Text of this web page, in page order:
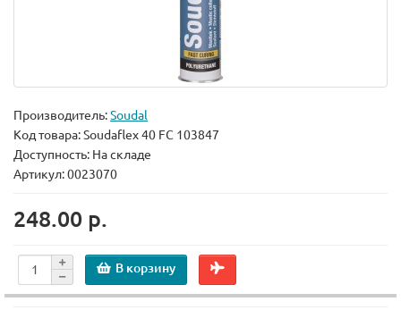
Производитель:Soudal
Код товара:Soudaflex 40 FC 103847
Доступность: На складе
Артикул: 0023070
248.00 р.
В корзину